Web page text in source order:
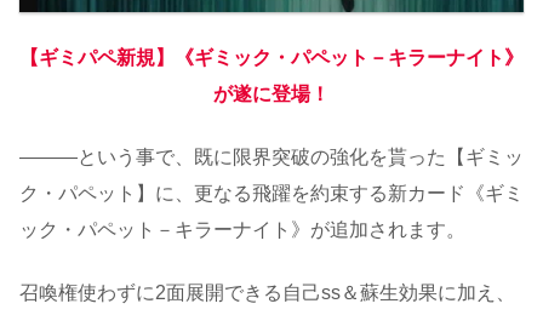
【ギミパペ新規】《ギミック・パペット－キラーナイト》
が遂に登場！
―――という事で、既に限界突破の強化を貰った【ギミッ
ク・パペット】に、更なる飛躍を約束する新カード《ギミ
ック・パペット－キラーナイト》が追加されます。
召喚権使わずに2面展開できる自己ss＆蘇生効果に加え、